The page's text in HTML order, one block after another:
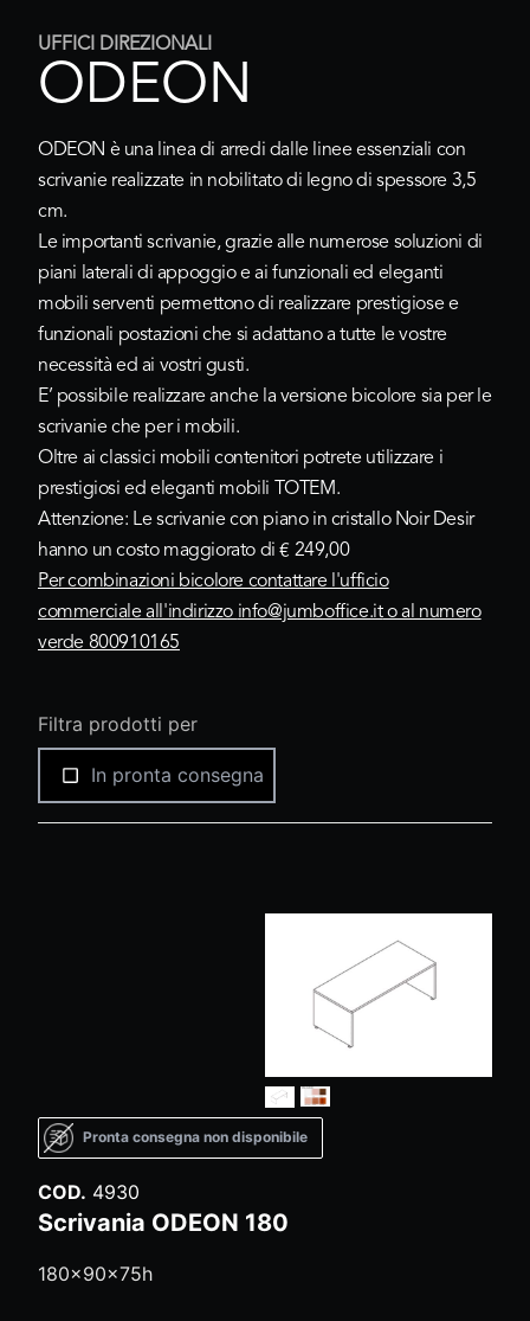
UFFICI DIREZIONALI
ODEON
ODEON è una linea di arredi dalle linee essenziali con
scrivanie realizzate in nobilitato di legno di spessore 3,5
cm.
Le importanti scrivanie, grazie alle numerose soluzioni di
piani laterali di appoggio e ai funzionali ed eleganti
mobili serventi permettono di realizzare prestigiose e
funzionali postazioni che si adattano a tutte le vostre
necessità ed ai vostri gusti.
E’ possibile realizzare anche la versione bicolore sia per le
scrivanie che per i mobili.
Oltre ai classici mobili contenitori potrete utilizzare i
prestigiosi ed eleganti mobili TOTEM.
Attenzione: Le scrivanie con piano in cristallo Noir Desir
hanno un costo maggiorato di € 249,00
Per combinazioni bicolore contattare l'ufficio
commerciale all'indirizzo info@jumboffice.ito al numero
verde 800910165
Filtra prodotti per
In pronta consegna
Pronta consegna non disponibile
COD. 4930
Scrivania ODEON 180
180x90x75h